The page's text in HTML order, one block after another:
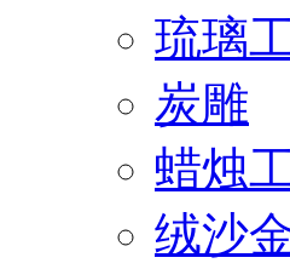
琉璃
炭雕
蜡烛
绒沙